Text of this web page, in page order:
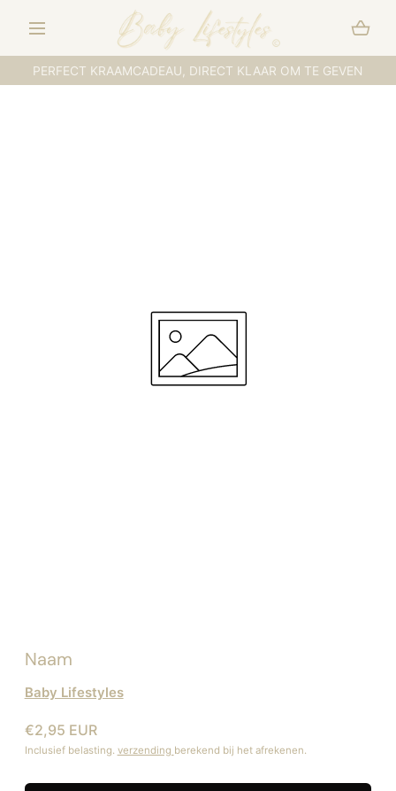
DOORGAAN NAAR
ARTIKEL
PERFECT KRAAMCADEAU, DIRECT KLAAR OM TE GEVEN
Naam
Baby Lifestyles
€2,95 EUR
Inclusief belasting. verzending berekend bij het afrekenen.